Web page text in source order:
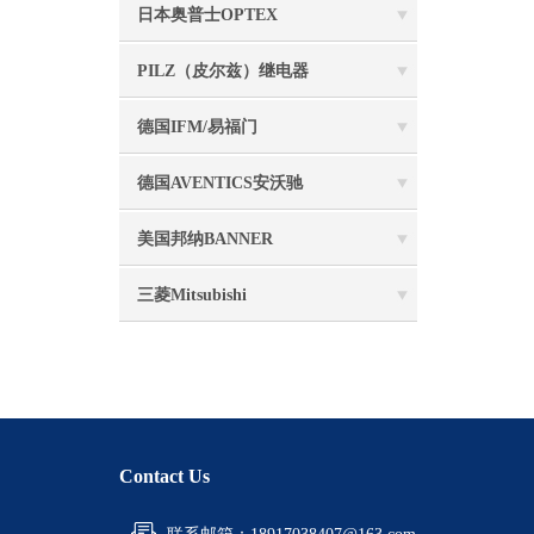
日本奥普士OPTEX
PILZ（皮尔兹）继电器
德国IFM/易福门
德国AVENTICS安沃驰
美国邦纳BANNER
三菱Mitsubishi
Contact Us